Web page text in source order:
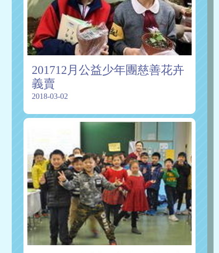
201712月公益少年團慈善花卉
義賣
2018-03-02